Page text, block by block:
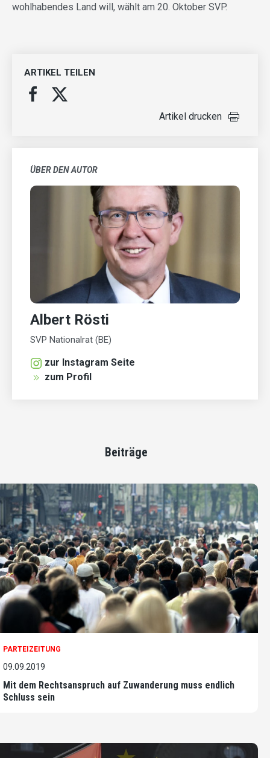
wohlhabendes Land will, wählt am 20. Oktober SVP.
ARTIKEL TEILEN
Artikel drucken
ÜBER DEN AUTOR
Albert Rösti
SVP Nationalrat (BE)
zur Instagram Seite
zum Profil
Beiträge
PARTEIZEITUNG
09.09.2019
Mit dem Rechtsanspruch auf Zuwanderung muss endlich
Schluss sein